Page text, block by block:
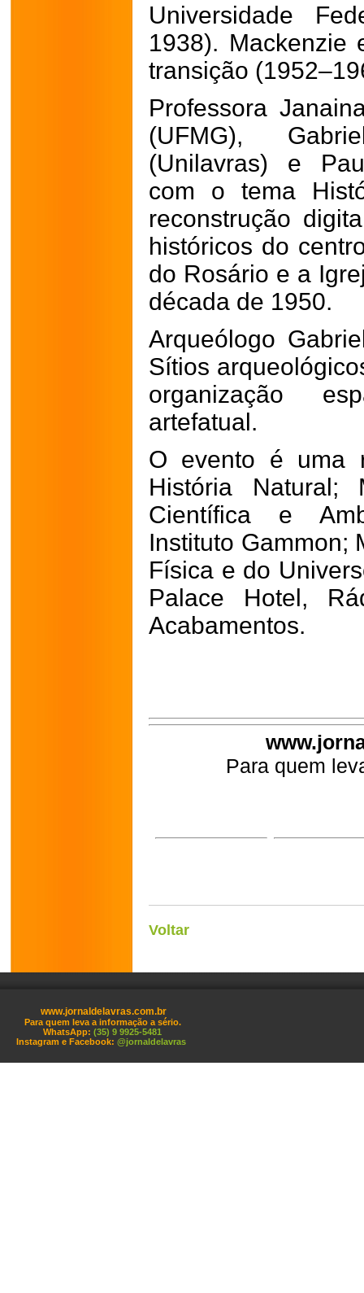
Universidade
1938). Mackenzie
transição
Professora
(UFMG),
(Unilavras) e
com o tema
reconstrução
históricos do
do Rosário e a
década de 1950.
Arqueólogo
Sítios
organização
artefatual.
O evento é uma
História Natural;
Científica e
Instituto Gammon;
Física e do
Palace Hotel,
Acabamentos.
Para quem
Voltar
www.jornaldelavras.com.br
Para quem leva a informação a sério.
WhatsApp: (35) 9 9925-5481
Instagram e Facebook: @jornaldelavras